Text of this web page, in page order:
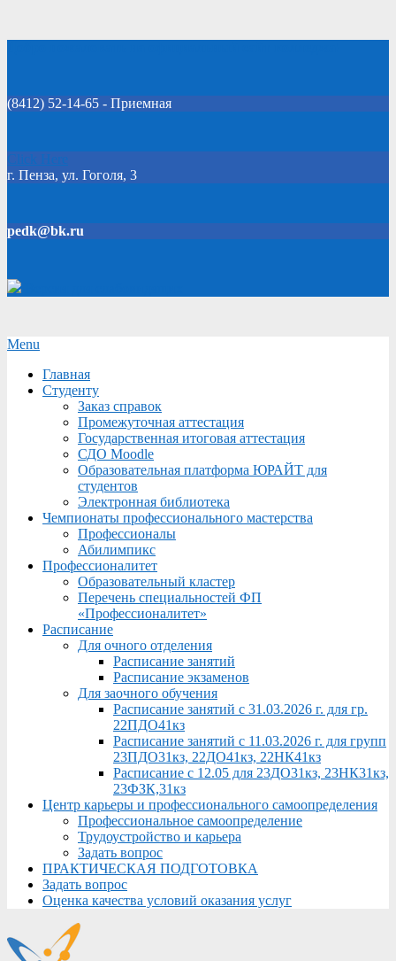
(8412) 52-14-65 - Приемная
Click Here
г. Пенза, ул. Гоголя, 3
pedk@bk.ru
Secondary
Menu
Menu
Главная
Студенту
Заказ справок
Промежуточная аттестация
Государственная итоговая аттестация
СДО Moodle
Образовательная платформа ЮРАЙТ для
студентов
Электронная библиотека
Чемпионаты профессионального мастерства
Профессионалы
Абилимпикс
Профессионалитет
Образовательный кластер
Перечень специальностей ФП
«Профессионалитет»
Расписание
Для очного отделения
Расписание занятий
Расписание экзаменов
Для заочного обучения
Расписание занятий с 31.03.2026 г. для гр.
22ПДО41кз
Расписание занятий с 11.03.2026 г. для групп
23ПДО31кз, 22ДО41кз, 22НК41кз
Расписание с 12.05 для 23ДО31кз, 23НК31кз,
23ФЗК,31кз
Центр карьеры и профессионального самоопределения
Профессиональное самоопределение
Трудоустройство и карьера
Задать вопрос
ПРАКТИЧЕСКАЯ ПОДГОТОВКА
Задать вопрос
Оценка качества условий оказания услуг